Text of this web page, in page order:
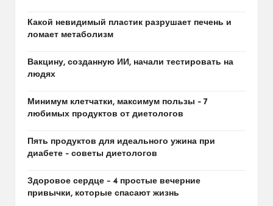
Какой невидимый пластик разрушает печень и
ломает метаболизм
Вакцину, созданную ИИ, начали тестировать на
людях
Минимум клетчатки, максимум пользы – 7
любимых продуктов от диетологов
Пять продуктов для идеального ужина при
диабете – советы диетологов
Здоровое сердце – 4 простые вечерние
привычки, которые спасают жизнь